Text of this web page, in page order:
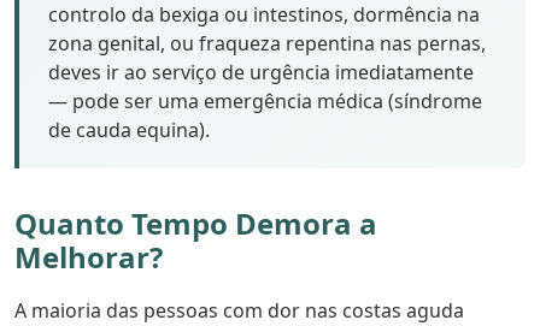
controlo da bexiga ou intestinos, dormência na
zona genital, ou fraqueza repentina nas pernas,
deves ir ao serviço de urgência imediatamente
— pode ser uma emergência médica (síndrome
de cauda equina).
Quanto Tempo Demora a
Melhorar?
A maioria das pessoas com dor nas costas aguda